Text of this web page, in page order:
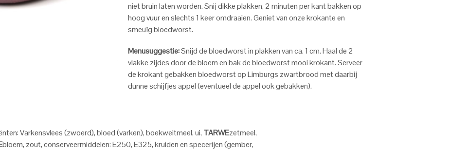
niet bruin laten worden. Snij dikke plakken, 2 minuten per kant bakken op
hoog vuur en slechts 1 keer omdraaien. Geniet van onze krokante en
smeuïg bloedworst.
Menusuggestie:Snijd de bloedworst in plakken van ca. 1 cm. Haal de 2
vlakke zijdes door de bloem en bak de bloedworst mooi krokant. Serveer
de krokant gebakken bloedworst op Limburgs zwartbrood met daarbij
dunne schijfjes appel (eventueel de appel ook gebakken).
Varkensvlees (zwoerd), bloed (varken), boekweitmeel, ui, TARWEzetmeel,
bloem, zout, conserveermiddelen: E250, E325, kruiden en specerijen (gember,